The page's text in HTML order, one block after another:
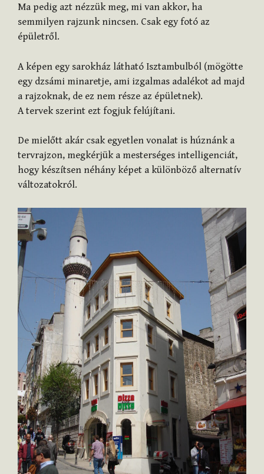
Ma pedig azt nézzük meg, mi van akkor, ha
semmilyen rajzunk nincsen. Csak egy fotó az
épületről.
A képen egy sarokház látható Isztambulból (mögötte
egy dzsámi minaretje, ami izgalmas adalékot ad majd
a rajzoknak, de ez nem része az épületnek).
A tervek szerint ezt fogjuk felújítani.
De mielőtt akár csak egyetlen vonalat is húznánk a
tervrajzon, megkérjük a mesterséges intelligenciát,
hogy készítsen néhány képet a különböző alternatív
változatokról.